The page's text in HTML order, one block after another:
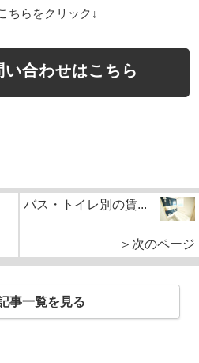
ちらをクリック↓
合わせはこちら
バス・トイレ別の賃...
＞次のページ
事一覧を見る